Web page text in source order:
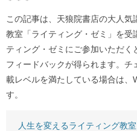
この記事は、天狼院書店の大人
教室「ライティング・ゼミ」を受
ティング・ゼミにご参加いただ
フィードバックが得られます。
載レベルを満たしている場合は、
す。
人生を変えるライティング教